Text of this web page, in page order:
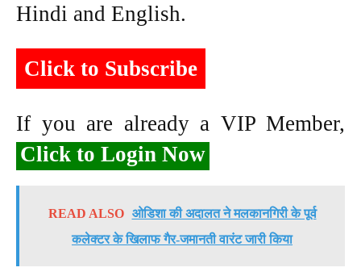
Hindi and English.
Click to Subscribe
If you are already a VIP Member,
Click to Login Now
READ ALSO
ओडिशा की अदालत ने मलकानगिरी के पूर्व
कलेक्टर के खिलाफ गैर-जमानती वारंट जारी किया